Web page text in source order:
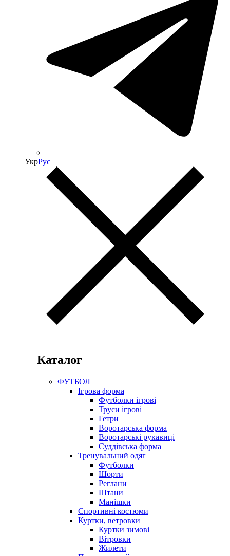
УкрРус
Каталог
ФУТБОЛ
Ігрова форма
Футболки ігрові
Труси ігрові
Гетри
Воротарська форма
Воротарські рукавиці
Суддівська форма
Тренувальний одяг
Футболки
Шорти
Реглани
Штани
Манішки
Спортивні костюми
Куртки, ветровки
Куртки зимові
Вітровки
Жилети